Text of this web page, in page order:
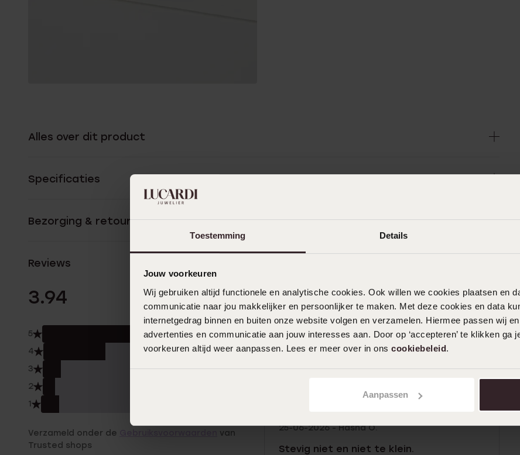
Toestemming Details
Jouw voorkeuren
Wij gebruiken altijd functionele en analytische cookies. Ook willen we cookies plaatsen en
communicatie naar jou makkelijker en persoonlijker te maken. Met deze cookies en data
internetgedrag binnen en buiten onze website volgen en verzamelen. Hiermee passen wij
advertenties en communicatie aan jouw interesses aan. Door op ‘accepteren’ te klikken ga
voorkeuren altijd weer aanpassen. Lees er meer over in ons cookiebeleid.
Aanpassen
Alles over dit product
Specificaties
Bezorging & retourneren
Reviews
3.94 32 Beoordelingen
5 44.0%
4 31.0%
3 9.0%
2
1
Verzameld onder de
van
Trusted shops
Filter
26-06-2026 - Berit F.
25-06-2026 - Hasna O.
Stevig niet en niet te klein.